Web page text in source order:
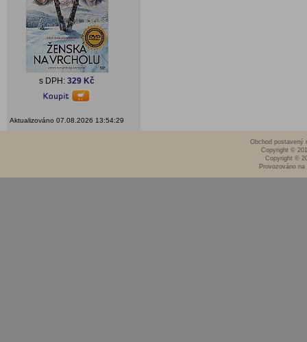
s DPH: 329 Kč
Aktualizováno 07.08.2026 13:54:29
Obchod postavený
Copyright ©
Copyright ©
Provozováno